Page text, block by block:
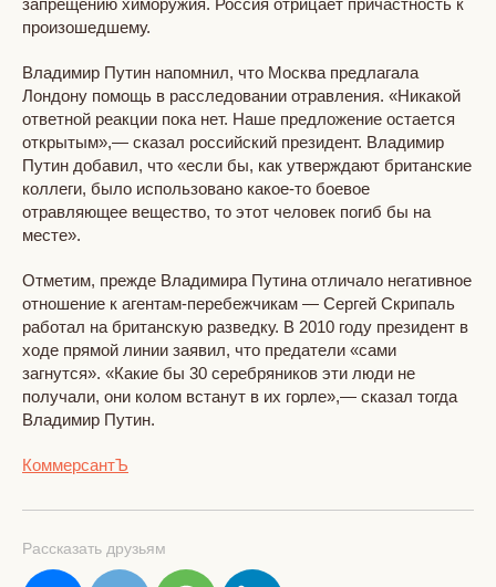
произошедшему.
Владимир Путин напомнил, что Москва предлагала
Лондону помощь в расследовании отравления. «Никакой
ответной реакции пока нет. Наше предложение остается
открытым»,— сказал российский президент. Владимир
Путин добавил, что «если бы, как утверждают британские
коллеги, было использовано какое-то боевое
отравляющее вещество, то этот человек погиб бы на
месте».
Отметим, прежде Владимира Путина отличало негативное
отношение к агентам-перебежчикам — Сергей Скрипаль
работал на британскую разведку. В 2010 году президент в
ходе прямой линии заявил, что предатели «сами
загнутся». «Какие бы 30 серебряников эти люди не
получали, они колом встанут в их горле»,— сказал тогда
Владимир Путин.
КоммерсантЪ
Рассказать друзьям